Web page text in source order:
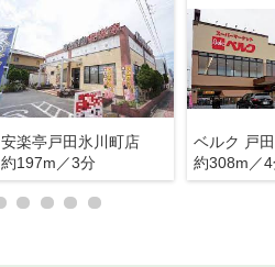
安楽亭戸田氷川町店
約197m／3分
ベルク 戸
約308m／